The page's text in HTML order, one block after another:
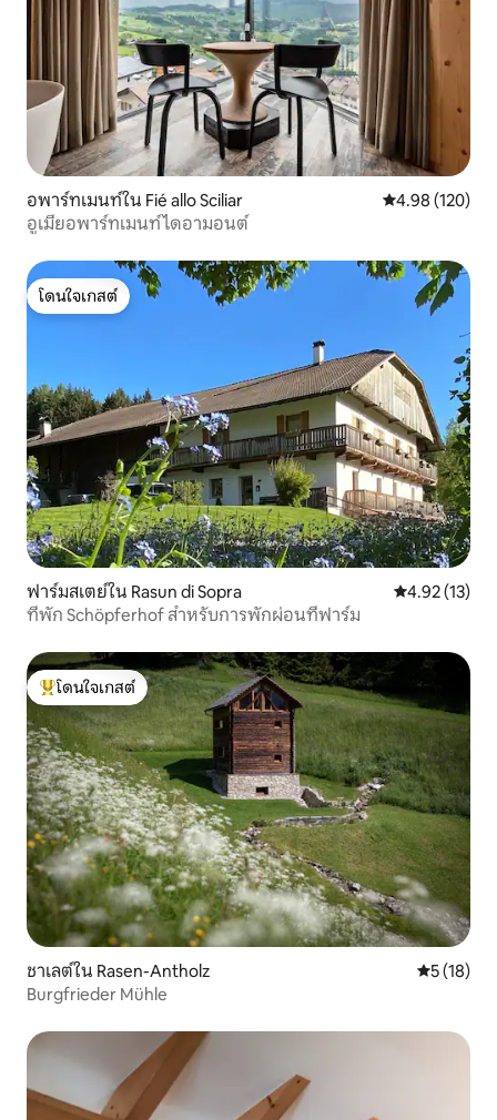
อพาร์ทเมนท์ใน Fié allo Sciliar คะแนนเฉลี่ย
4.98 (120)
อูเมียอพาร์ทเมนท์ไดอามอนต์
โดนใจเกสต์
โดนใจเกสต์
ฟาร์มสเตย์ใน Rasun di Sopra คะแนนเฉลี่ย
4.92 (13)
ที่พัก Schöpferhof สำหรับการพักผ่อนที่ฟาร์ม
โดนใจเกสต์ที่สุด
โดนใจเกสต์
ชาเลต์ใน Rasen-Antholz คะแนนเฉลี่
5 (18)
Burgfrieder Mühle